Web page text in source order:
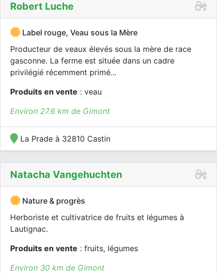
Robert Luche
Label rouge, Veau sous la Mère
Producteur de veaux élevés sous la mère de race
gasconne. La ferme est située dans un cadre
privilégié récemment primé...
Produits en vente : veau
Environ 27.6 km de Gimont
La Prade à 32810 Castin
Natacha Vangehuchten
Nature & progrès
Herboriste et cultivatrice de fruits et légumes à
Lautignac.
Produits en vente : fruits, légumes
Environ 30 km de Gimont